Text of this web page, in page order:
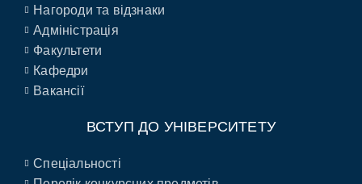
Нагороди та відзнаки
Адміністрація
Факультети
Кафедри
Вакансії
ВСТУП ДО УНІВЕРСИТЕТУ
Спеціальності